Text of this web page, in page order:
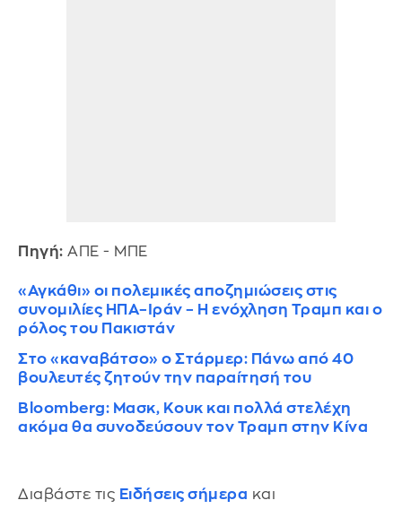
Πηγή: ΑΠΕ - ΜΠΕ
«Αγκάθι» οι πολεμικές αποζημιώσεις στις
συνομιλίες ΗΠΑ–Ιράν – Η ενόχληση Τραμπ και ο
ρόλος του Πακιστάν
Στο «καναβάτσο» ο Στάρμερ: Πάνω από 40
βουλευτές ζητούν την παραίτησή του
Bloomberg: Μασκ, Κουκ και πολλά στελέχη
ακόμα θα συνοδεύσουν τον Τραμπ στην Κίνα
Διαβάστε τις Ειδήσεις σήμερα και